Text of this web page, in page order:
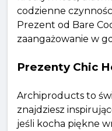
codzienne
Prezent od Bare
zaangażowanie w
Prezenty Chic
Archiproducts to
znajdziesz
jeśli kocha piękne